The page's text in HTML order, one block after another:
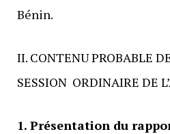
Bénin.
II. CONTENU PROBABLE
SESSION ORDINAIRE DE
1. Présentation du